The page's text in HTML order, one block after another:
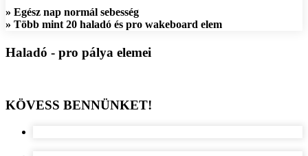
» Egész nap normál sebesség
» Több mint 20 haladó és pro wakeboard elem
Haladó - pro pálya elemei
KÖVESS BENNÜNKET!